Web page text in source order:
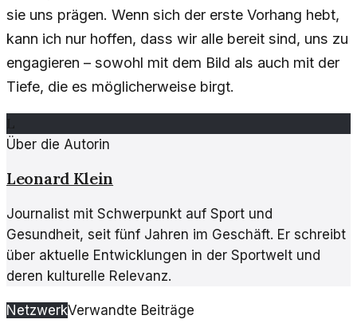
sie uns prägen. Wenn sich der erste Vorhang hebt,
kann ich nur hoffen, dass wir alle bereit sind, uns zu
engagieren – sowohl mit dem Bild als auch mit der
Tiefe, die es möglicherweise birgt.
L
Über die Autorin
Leonard Klein
Journalist mit Schwerpunkt auf Sport und
Gesundheit, seit fünf Jahren im Geschäft. Er schreibt
über aktuelle Entwicklungen in der Sportwelt und
deren kulturelle Relevanz.
NetzwerkVerwandte Beiträge